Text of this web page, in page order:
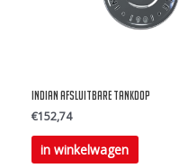
Indian Afsluitbare Tankdop
€152,74
in winkelwagen
Dit